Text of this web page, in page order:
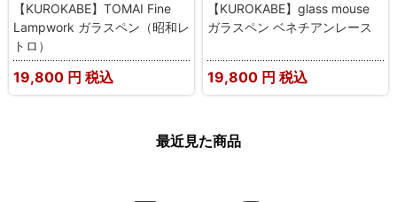
【KUROKABE】TOMAI Fine
Lampwork ガラスペン（昭和レ
トロ）
19,800 円 税込
【KUROKABE】glass mouse
ガラスペン ベネチアンレース
19,800 円 税込
最近見た商品